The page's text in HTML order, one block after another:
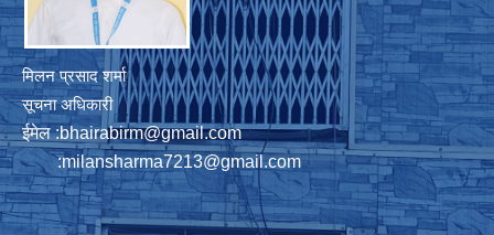
मिलन प्रसाद शर्मा
सूचना अधिकारी
ईमेल :bhairabirm@gmail.com
:milansharma7213@gmail.com